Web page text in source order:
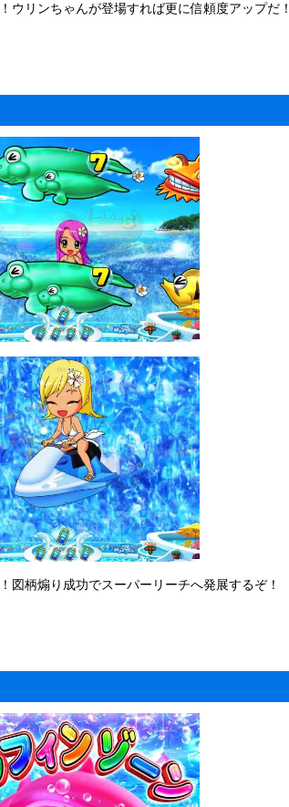
ウリンちゃんが登場すれば更に信頼度アップだ！
図柄煽り成功でスーパーリーチへ発展するぞ！